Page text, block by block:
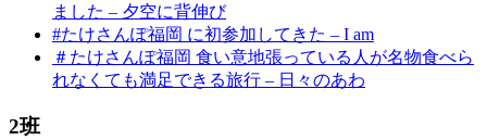
ました – 夕空に背伸び
#たけさんぽ福岡 に初参加してきた – I am
＃たけさんぽ福岡 食い意地張っている人が名物食べら
れなくても満足できる旅行 – 日々のあわ
2班